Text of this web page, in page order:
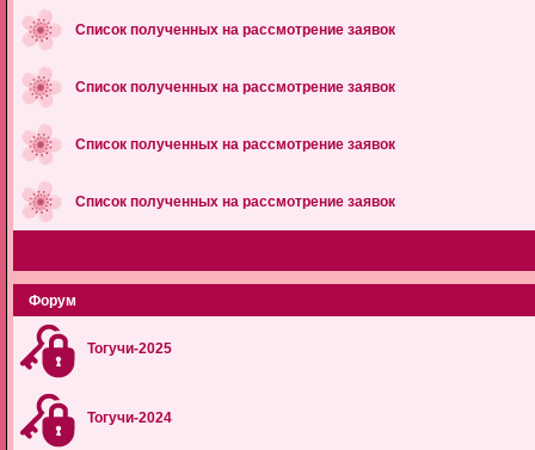
Список полученных на рассмотрение заявок
Список полученных на рассмотрение заявок
Список полученных на рассмотрение заявок
Список полученных на рассмотрение заявок
Форум
Тогучи-2025
Тогучи-2024